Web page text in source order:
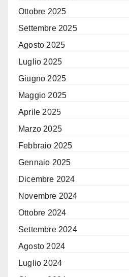
Ottobre 2025
Settembre 2025
Agosto 2025
Luglio 2025
Giugno 2025
Maggio 2025
Aprile 2025
Marzo 2025
Febbraio 2025
Gennaio 2025
Dicembre 2024
Novembre 2024
Ottobre 2024
Settembre 2024
Agosto 2024
Luglio 2024